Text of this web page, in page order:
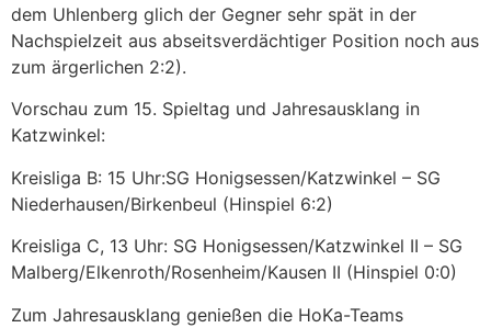
dem Uhlenberg glich der Gegner sehr spät in der
Nachspielzeit aus abseitsverdächtiger Position noch aus
zum ärgerlichen 2:2).
Vorschau zum 15. Spieltag und Jahresausklang in
Katzwinkel:
Kreisliga B: 15 Uhr:SG Honigsessen/Katzwinkel – SG
Niederhausen/Birkenbeul (Hinspiel 6:2)
Kreisliga C, 13 Uhr: SG Honigsessen/Katzwinkel II – SG
Malberg/Elkenroth/Rosenheim/Kausen II (Hinspiel 0:0)
Zum Jahresausklang genießen die HoKa-Teams